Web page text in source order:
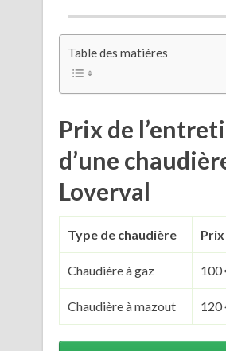
Table des matières
Prix de
d’une
Loverval
Type de chaudière
Chaudière à gaz 100
Chaudière à mazout 120